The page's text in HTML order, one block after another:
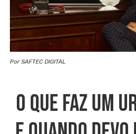
Por SAFTEC DIGITAL
O Que Faz Um